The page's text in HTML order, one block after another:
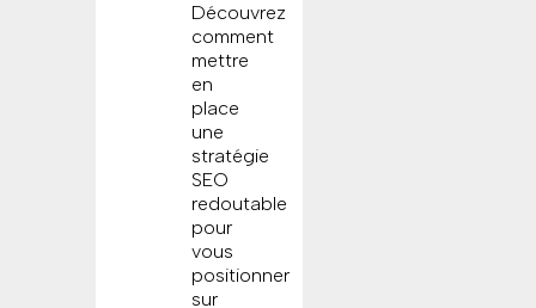
Découvrez
comment
mettre
en
place
une
stratégie
SEO
redoutable
pour
vous
positionner
sur